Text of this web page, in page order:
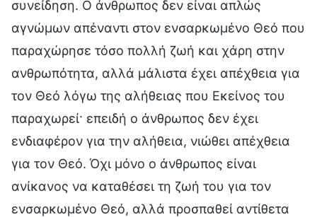
συνείδηση. Ο άνθρωπος δεν είναι απλώς
αγνώμων απέναντι στον ενσαρκωμένο Θεό που
παραχώρησε τόσο πολλή ζωή και χάρη στην
ανθρωπότητα, αλλά μάλιστα έχει απέχθεια για
τον Θεό λόγω της αλήθειας που Εκείνος του
παραχωρεί· επειδή ο άνθρωπος δεν έχει
ενδιαφέρον για την αλήθεια, νιώθει απέχθεια
για τον Θεό. Όχι μόνο ο άνθρωπος είναι
ανίκανος να καταθέσει τη ζωή του για τον
ενσαρκωμένο Θεό, αλλά προσπαθεί αντίθετα